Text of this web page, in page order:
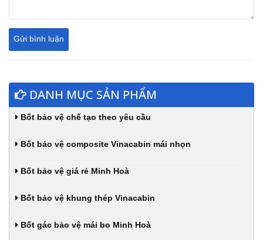
DANH MỤC SẢN PHẨM
Bốt bảo vệ chế tạo theo yêu cầu
Bốt bảo vệ composite Vinacabin mái nhọn
Bốt bảo vệ giá rẻ Minh Hoà
Bốt bảo vệ khung thép Vinacabin
Bốt gác bảo vệ mái bo Minh Hoà